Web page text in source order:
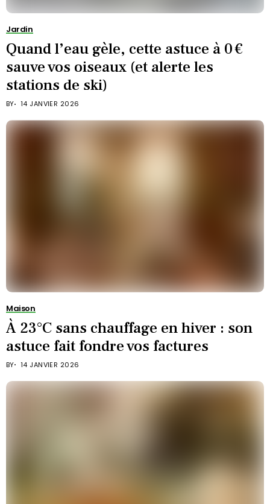
Jardin
Quand l’eau gèle, cette astuce à 0 €
sauve vos oiseaux (et alerte les
stations de ski)
BY 14 JANVIER 2026
Maison
À 23°C sans chauffage en hiver : son
astuce fait fondre vos factures
BY 14 JANVIER 2026